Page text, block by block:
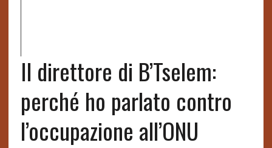
Il direttore di B’Tselem:
perché ho parlato contro
l’occupazione all’ONU